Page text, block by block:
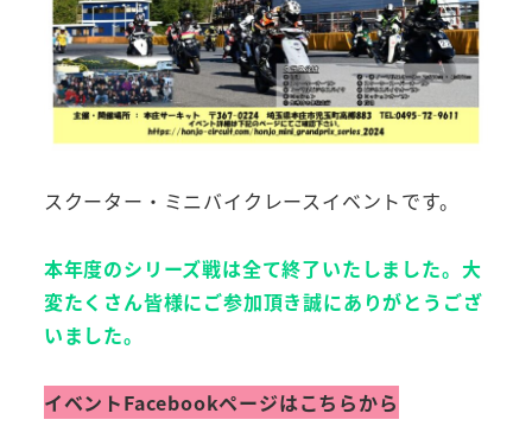
スクーター・ミニバイクレースイベントです。
本年度のシリーズ戦は全て終了いたしました。大
変たくさん皆様にご参加頂き誠にありがとうござ
いました。
イベントFacebookページはこちらから